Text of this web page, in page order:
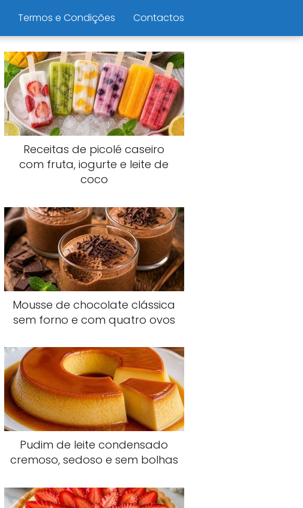
Termos e Condições Contactos
Receitas de picolé caseiro
com fruta, iogurte e leite de
coco
Mousse de chocolate clássica
sem forno e com quatro ovos
Pudim de leite condensado
cremoso, sedoso e sem bolhas